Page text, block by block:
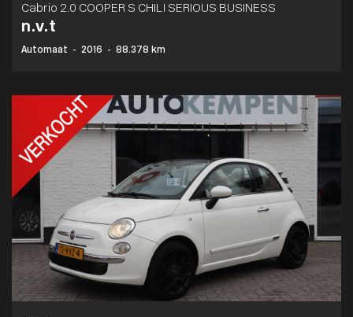
Cabrio 2.0 COOPER S CHILI SERIOUS BUSINESS
n.v.t
Automaat - 2016 - 88.378 km